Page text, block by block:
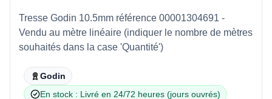
Tresse Godin 10.5mm référence 00001304691 -
Vendu au mètre linéaire (indiquer le nombre de mètres
souhaités dans la case 'Quantité')
Godin
En stock : Livré en 24/72 heures (jours ouvrés)